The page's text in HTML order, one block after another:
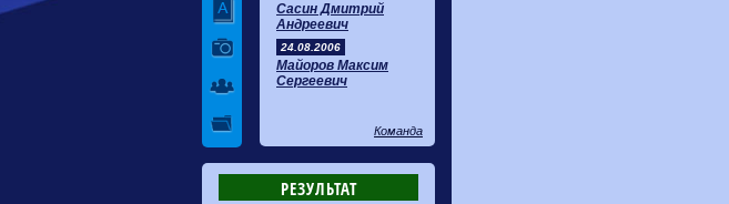
Сасин Дмитрий
Андреевич
24.08.2006
Майоров Максим
Сергеевич
Команда
РЕЗУЛЬТАТ